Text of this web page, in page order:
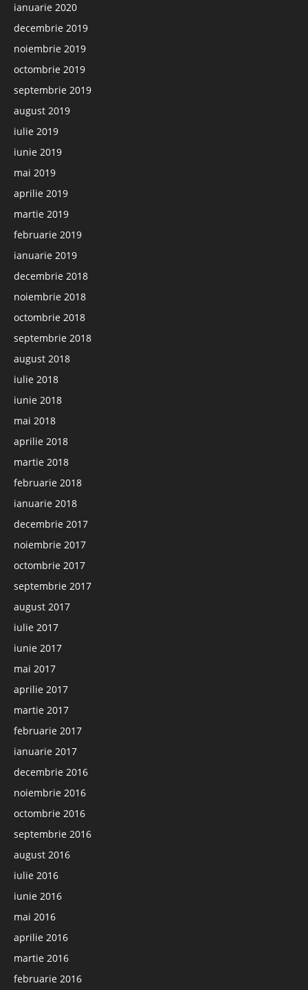
ianuarie 2020
decembrie 2019
noiembrie 2019
octombrie 2019
septembrie 2019
august 2019
iulie 2019
iunie 2019
mai 2019
aprilie 2019
martie 2019
februarie 2019
ianuarie 2019
decembrie 2018
noiembrie 2018
octombrie 2018
septembrie 2018
august 2018
iulie 2018
iunie 2018
mai 2018
aprilie 2018
martie 2018
februarie 2018
ianuarie 2018
decembrie 2017
noiembrie 2017
octombrie 2017
septembrie 2017
august 2017
iulie 2017
iunie 2017
mai 2017
aprilie 2017
martie 2017
februarie 2017
ianuarie 2017
decembrie 2016
noiembrie 2016
octombrie 2016
septembrie 2016
august 2016
iulie 2016
iunie 2016
mai 2016
aprilie 2016
martie 2016
februarie 2016